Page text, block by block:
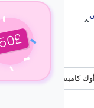
كامبس
£